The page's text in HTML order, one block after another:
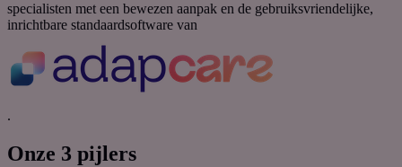
specialisten met een bewezen aanpak en de gebruiksvriendelijke,
inrichtbare standaardsoftware van
.
Onze 3 pijlers